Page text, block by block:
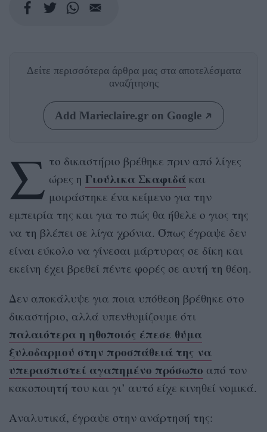
Δείτε περισσότερα άρθρα μας στα αποτελέσματα
αναζήτησης
Add Marieclaire.gr on Google
Σ το δικαστήριο βρέθηκε πριν από λίγες
ώρες η Γιούλικα Σκαφιδάκαι
μοιράστηκε ένα κείμενο για την
εμπειρία της και για το πώς θα ήθελε ο γιος της
να τη βλέπει σε λίγα χρόνια. Όπως έγραψε δεν
είναι εύκολο να γίνεσαι μάρτυρας σε δίκη και
εκείνη έχει βρεθεί πέντε φορές σε αυτή τη θέση.
Δεν αποκάλυψε για ποια υπόθεση βρέθηκε στο
δικαστήριο, αλλά υπενθυμίζουμε ότι
παλαιότερα η ηθοποιός έπεσε θύμα
ξυλοδαρμού στην προσπάθειά της να
υπερασπιστεί αγαπημένο πρόσωπο από τον
κακοποιητή του και γι’ αυτό είχε κινηθεί νομικά.
Αναλυτικά, έγραψε στην ανάρτησή της: